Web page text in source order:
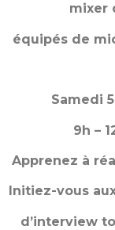
mixer
équipés de
Samedi
9h –
Apprenez à
Initiez-vous
d’interview